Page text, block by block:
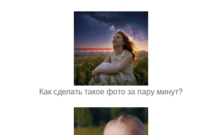
Как сделать такое фото за пару минут?